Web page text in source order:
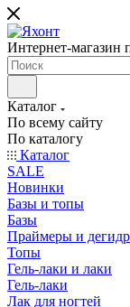
Интернет-магазин
Каталог
По всему сайту
По каталогу
Каталог
SALE
Новинки
Базы и топы
Базы
Праймеры и
Топы
Гель-лаки и лаки
Гель-лаки
Лак для ногтей